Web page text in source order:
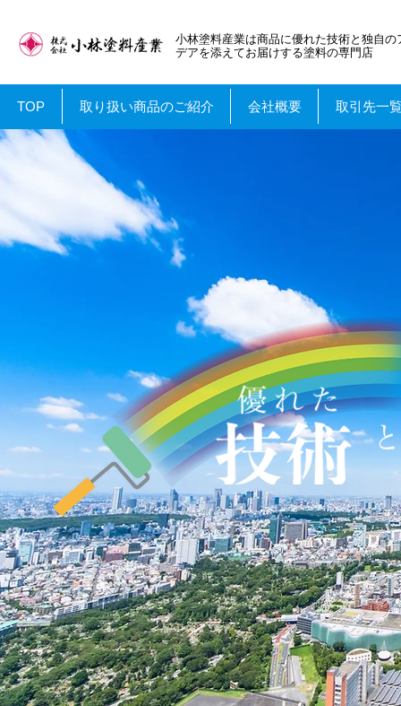
小林塗料産業は商品に優れた技術と独自の
デアを添えてお届けする塗料の専門店
TOP 取り扱い商品のご紹介 会社概要 取引先一